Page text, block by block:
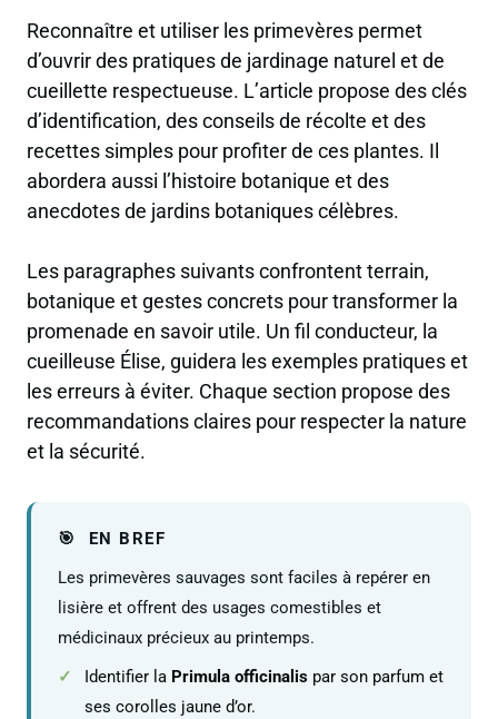
Reconnaître et utiliser les primevères permet
d’ouvrir des pratiques de jardinage naturel et de
cueillette respectueuse. L’article propose des clés
d’identification, des conseils de récolte et des
recettes simples pour profiter de ces plantes. Il
abordera aussi l’histoire botanique et des
anecdotes de jardins botaniques célèbres.
Les paragraphes suivants confrontent terrain,
botanique et gestes concrets pour transformer la
promenade en savoir utile. Un fil conducteur, la
cueilleuse Élise, guidera les exemples pratiques et
les erreurs à éviter. Chaque section propose des
recommandations claires pour respecter la nature
et la sécurité.
EN BREF
Les primevères sauvages sont faciles à repérer en
lisière et offrent des usages comestibles et
médicinaux précieux au printemps.
Identifier la Primula officinalis par son parfum et
ses corolles jaune d’or.